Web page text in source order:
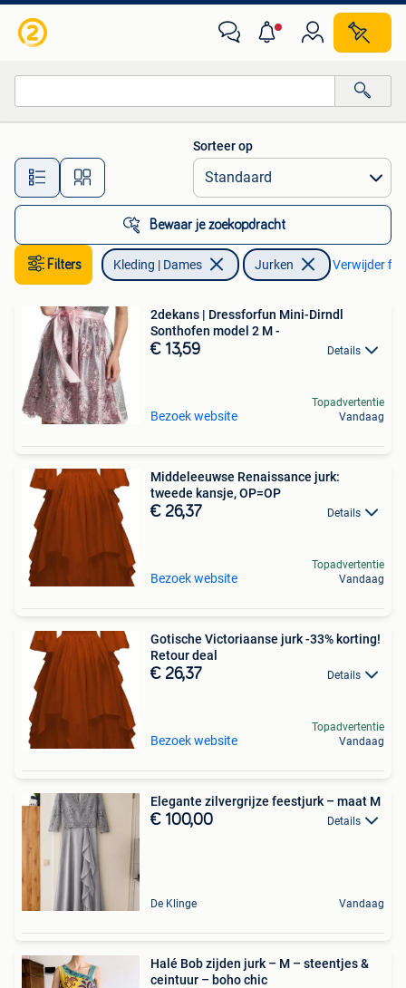
Alle afstanden…
Sorteer op
Bewaar je zoekopdracht
Filters Kleding | Dames Jurken Verwijder
2dekans | Dressforfun Mini-Dirndl
Sonthofen model 2 M -
€ 13,59 Details
Bezoek website
Topadvertentie
Vandaag
Middeleeuwse Renaissance jurk:
tweede kansje, OP=OP
€ 26,37 Details
Bezoek website
Topadvertentie
Vandaag
Gotische Victoriaanse jurk -33% korting!
Retour deal
€ 26,37 Details
Bezoek website
Topadvertentie
Vandaag
Elegante zilvergrijze feestjurk – maat M
€ 100,00 Details
De Klinge Vandaag
Halé Bob zijden jurk – M – steentjes &
ceintuur – boho chic